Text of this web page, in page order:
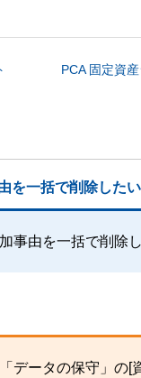
PCA 固定資
を一括で削除したい
事由を一括で削除
「データの保守」の